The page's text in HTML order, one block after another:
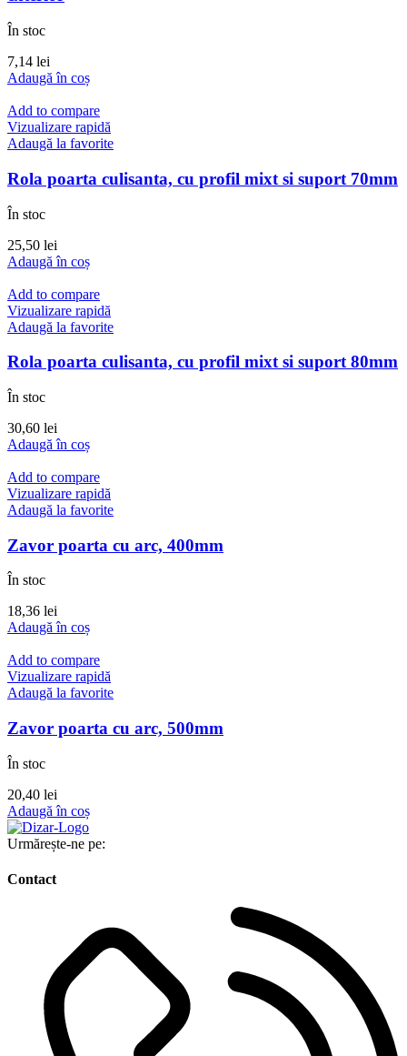
În stoc
7,14 lei
Adaugă în coș
Add to compare
Vizualizare rapidă
Adaugă la favorite
Rola poarta culisanta, cu profil mixt si suport 70mm
În stoc
25,50 lei
Adaugă în coș
Add to compare
Vizualizare rapidă
Adaugă la favorite
Rola poarta culisanta, cu profil mixt si suport 80mm
În stoc
30,60 lei
Adaugă în coș
Add to compare
Vizualizare rapidă
Adaugă la favorite
Zavor poarta cu arc, 400mm
În stoc
18,36 lei
Adaugă în coș
Add to compare
Vizualizare rapidă
Adaugă la favorite
Zavor poarta cu arc, 500mm
În stoc
20,40 lei
Adaugă în coș
Urmărește-ne pe:
Contact